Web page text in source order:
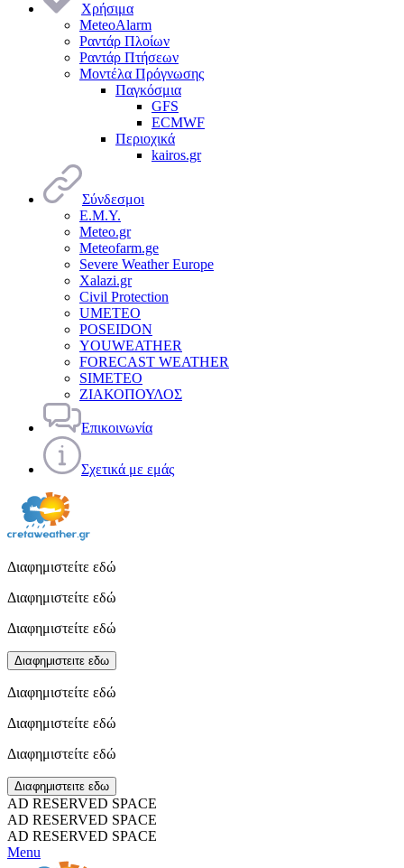
Χρήσιμα
MeteoAlarm
Ραντάρ Πλοίων
Ραντάρ Πτήσεων
Μοντέλα Πρόγνωσης
Παγκόσμια
GFS
ECMWF
Περιοχικά
kairos.gr
Σύνδεσμοι
Ε.Μ.Υ.
Meteo.gr
Meteofarm.ge
Severe Weather Europe
Xalazi.gr
Civil Protection
UMETEO
POSEIDON
YOUWEATHER
FORECAST WEATHER
SIMETEO
ΖΙΑΚΟΠΟΥΛΟΣ
Επικοινωνία
Σχετικά με εμάς
Διαφημιστείτε εδώ
Διαφημιστείτε εδώ
Διαφημιστείτε εδώ
Διαφημιστειτε εδω
Διαφημιστείτε εδώ
Διαφημιστείτε εδώ
Διαφημιστείτε εδώ
Διαφημιστειτε εδω
AD RESERVED SPACE
AD RESERVED SPACE
AD RESERVED SPACE
Menu